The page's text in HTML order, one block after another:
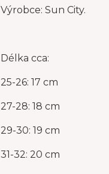
Výrobce: Sun City.
Délka cca:
25-26: 17 cm
27-28: 18 cm
29-30: 19 cm
31-32: 20 cm